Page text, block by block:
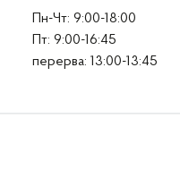
Пн-Чт: 9:00-18:00
Пт: 9:00-16:45
перерва: 13:00-13:45